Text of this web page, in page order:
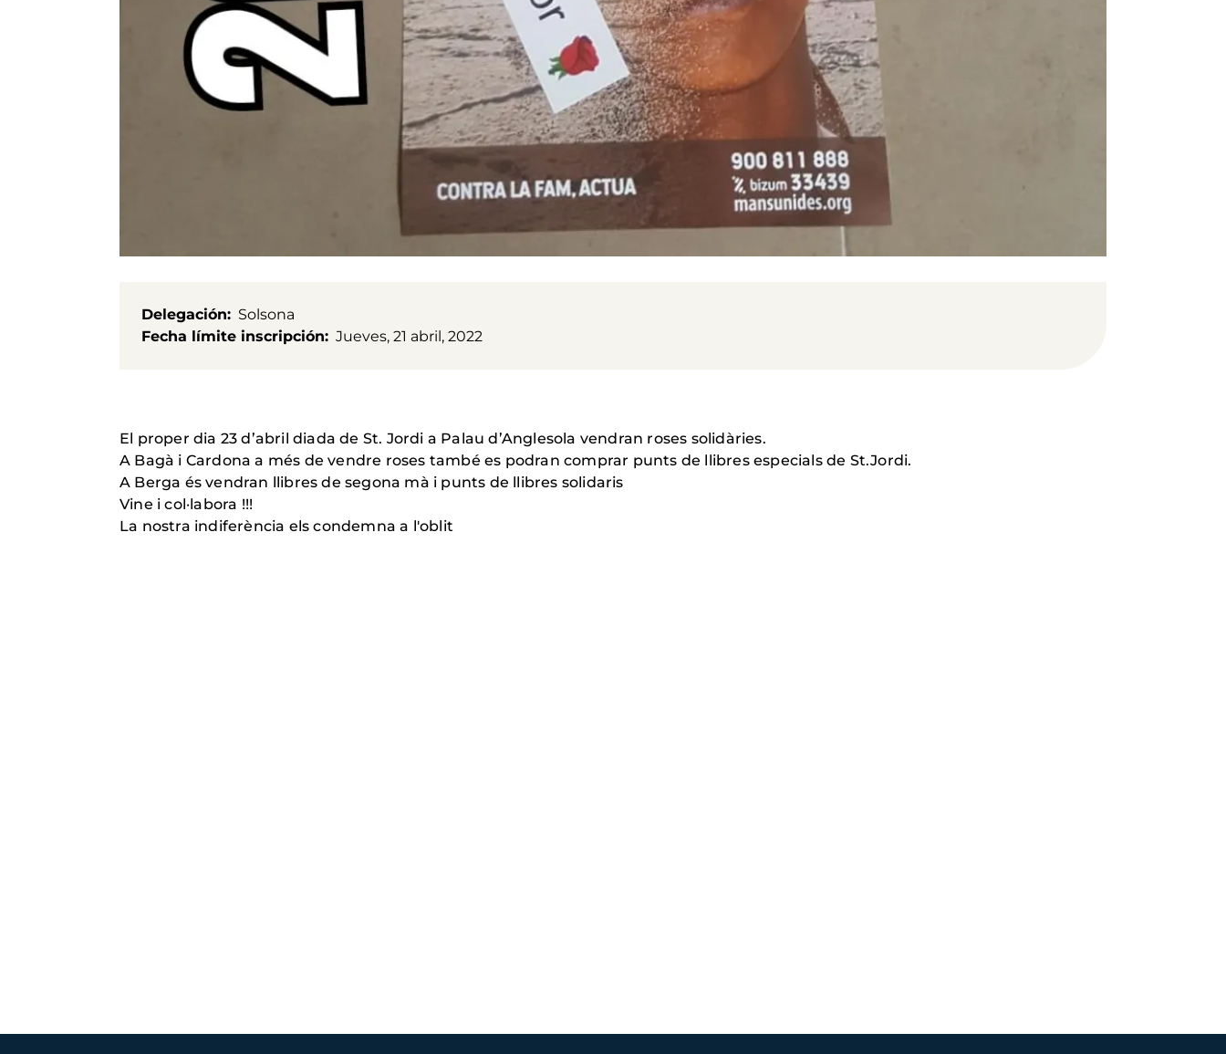
Delegación
Solsona
Fecha límite inscripción
Jueves, 21 abril, 2022
El proper dia 23 d’abril diada de St. Jordi a Palau d’Anglesola vendran roses solidàries.
A Bagà i Cardona a més de vendre roses també es podran comprar punts de llibres especials de St.Jordi.
A Berga és vendran llibres de segona mà i punts de llibres solidaris
Vine i col·labora !!!
La nostra indiferència els condemna a l'oblit